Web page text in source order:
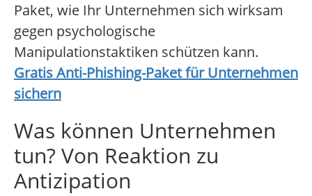
Paket, wie Ihr Unternehmen sich wirksam
gegen psychologische
Manipulationstaktiken schützen kann.
Gratis Anti-Phishing-Paket für Unternehmen
sichern
Was können Unternehmen
tun? Von Reaktion zu
Antizipation